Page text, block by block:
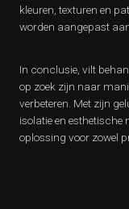
kleuren, texturen en
worden aangepast
In conclusie, vilt
op zoek zijn naar
verbeteren. Met zijn
isolatie en esthetische
oplossing voor zowel